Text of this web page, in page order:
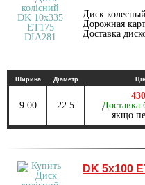
Диск
Дорожная
Доставка
Ширина Діаметр
9.00 22.5
Доставка
якщо
DK 5x100